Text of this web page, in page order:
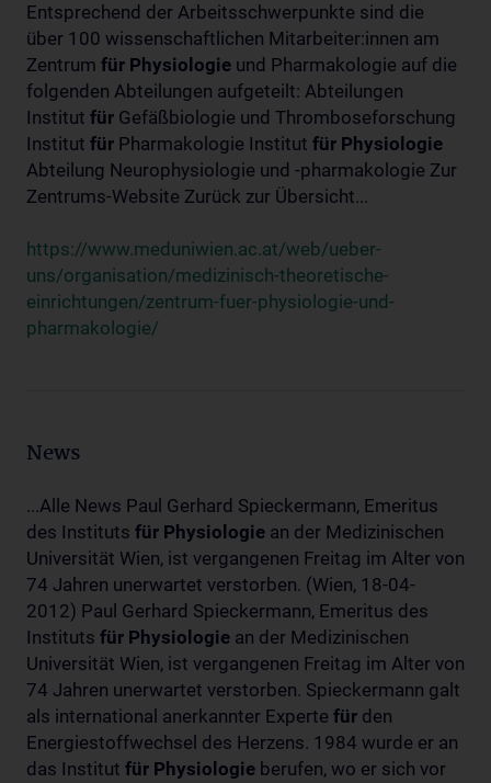
Entsprechend der Arbeitsschwerpunkte sind die
über 100 wissenschaftlichen Mitarbeiter:innen am
Zentrum für Physiologie und Pharmakologie auf die
folgenden Abteilungen aufgeteilt: Abteilungen
Institut für Gefäßbiologie und Thromboseforschung
Institut für Pharmakologie Institut für Physiologie
Abteilung Neurophysiologie und -pharmakologie Zur
Zentrums-Website Zurück zur Übersicht...
https://www.meduniwien.ac.at/web/ueber-
uns/organisation/medizinisch-theoretische-
einrichtungen/zentrum-fuer-physiologie-und-
pharmakologie/
News
...Alle News Paul Gerhard Spieckermann, Emeritus
des Instituts für Physiologie an der Medizinischen
Universität Wien, ist vergangenen Freitag im Alter von
74 Jahren unerwartet verstorben. (Wien, 18-04-
2012) Paul Gerhard Spieckermann, Emeritus des
Instituts für Physiologie an der Medizinischen
Universität Wien, ist vergangenen Freitag im Alter von
74 Jahren unerwartet verstorben. Spieckermann galt
als international anerkannter Experte für den
Energiestoffwechsel des Herzens. 1984 wurde er an
das Institut für Physiologie berufen, wo er sich vor